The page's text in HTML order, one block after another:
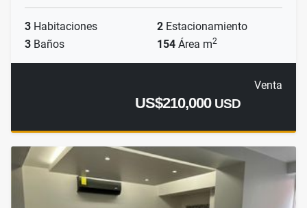
3 Habitaciones 2 Estacionamiento
3 Baños 154 Área m2
Venta
US$210,000 USD